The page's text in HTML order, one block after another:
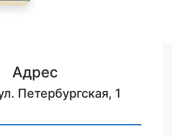
Адрес
Петербургская, 1